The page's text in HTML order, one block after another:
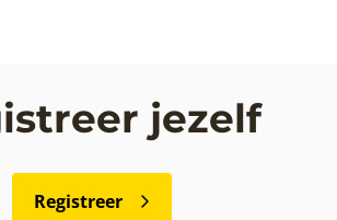
jezelf
Registreer